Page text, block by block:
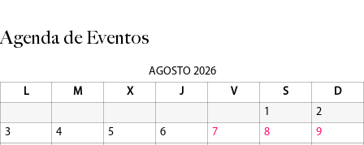
Agenda de Eventos
AGOSTO 2026
L
M X J V S
D
1
2
3
4 5 6 7 8
9